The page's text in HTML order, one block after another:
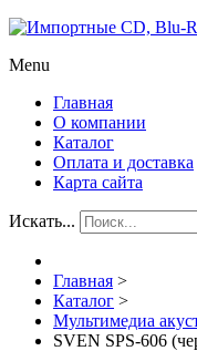
Menu
Главная
О компании
Каталог
Оплата и доставка
Карта сайта
Искать...
Главная >
Каталог >
Мультимедиа
SVEN SPS-606